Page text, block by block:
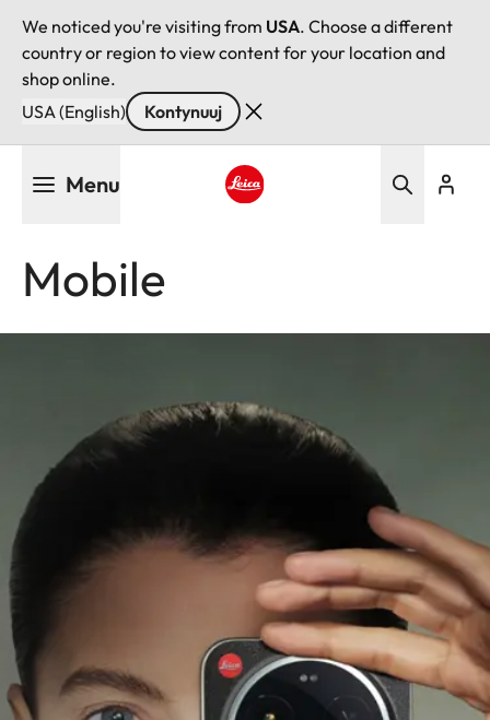
We noticed you're visiting from USA. Choose a different
country or region to view content for your location and
shop online.
USA (English)
Kontynuuj
Menu
Mobile